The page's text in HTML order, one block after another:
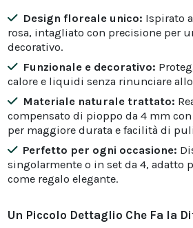
Design floreale unico: Ispirato
rosa, intagliato con precisione per
decorativo.
Funzionale e decorativo:
calore e liquidi senza rinunciare
Materiale naturale trattato:
compensato di pioppo da 4 mm
per maggiore durata e facilità di
Perfetto per ogni occasione:
singolarmente o in set da 4, adatto
come regalo elegante.
Un Piccolo Dettaglio Che Fa la